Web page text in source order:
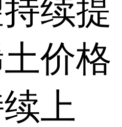
续提
价格
上